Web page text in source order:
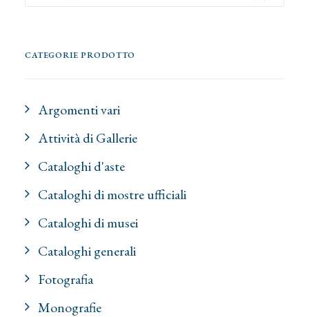
CATEGORIE PRODOTTO
Argomenti vari
Attività di Gallerie
Cataloghi d'aste
Cataloghi di mostre ufficiali
Cataloghi di musei
Cataloghi generali
Fotografia
Monografie